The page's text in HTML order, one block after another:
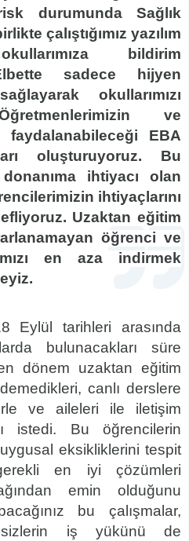
durumunda Sağlık
çalıştığımız yazılım
bildirim
sadece hijyen
okullarımızı
ve
faydalanabileceği EBA
oluşturuyoruz. Bu
ihtiyacı olan
ihtiyaçlarını
Uzaktan eğitim
öğrenci ve
en aza indirmek
Eylül tarihleri arasında
bulunacakları süre
dönem uzaktan eğitim
canlı derslere
ve aileleri ile iletişim
istedi. Bu öğrencilerin
eksikliklerini tespit
en iyi çözümleri
emin olduğunu
bu çalışmalar,
sizlerin iş yükünü de